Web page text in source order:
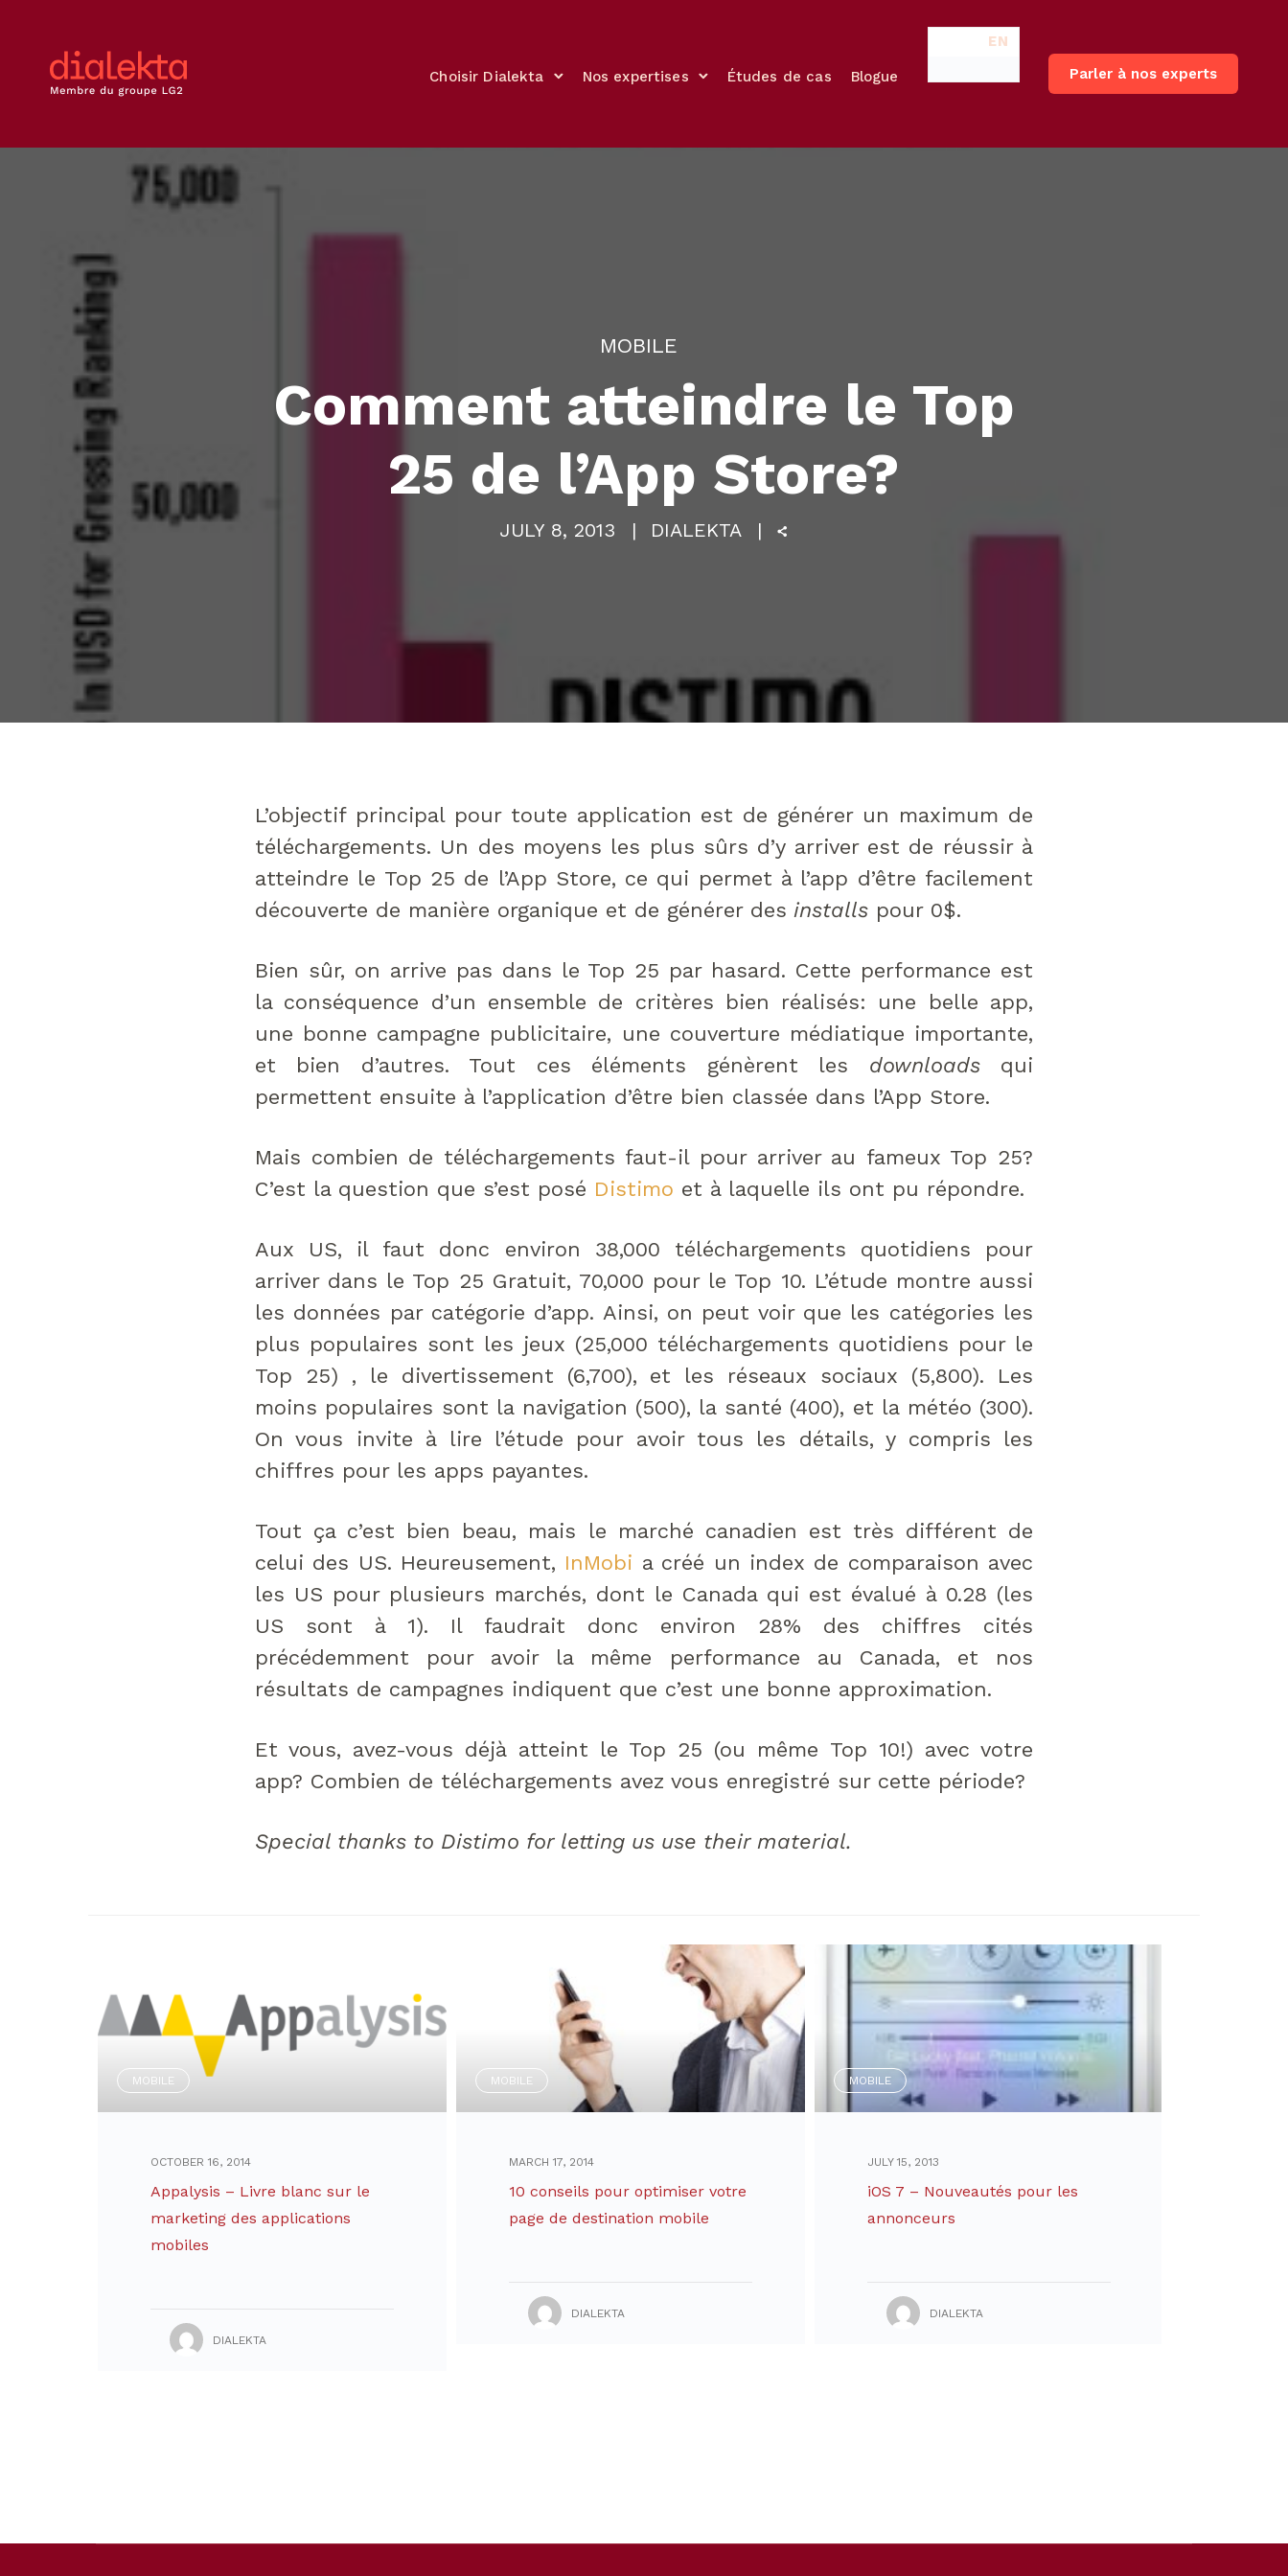
Choisir Dialekta Nos expertises Études de cas Blogue
EN
Parler à nos experts
MOBILE
Comment atteindre le Top
25 de l’App Store?
JULY 8, 2013 DIALEKTA
L’objectif principal pour toute application est de générer un maximum de
téléchargements. Un des moyens les plus sûrs d’y arriver est de réussir à
atteindre le Top 25 de l’App Store, ce qui permet à l’app d’être facilement
découverte de manière organique et de générer des installs pour 0$.
Bien sûr, on arrive pas dans le Top 25 par hasard. Cette performance est
la conséquence d’un ensemble de critères bien réalisés: une belle app,
une bonne campagne publicitaire, une couverture médiatique importante,
et bien d’autres. Tout ces éléments génèrent les downloadsqui
permettent ensuite à l’application d’être bien classée dans l’App Store.
Mais combien de téléchargements faut-il pour arriver au fameux Top 25?
C’est la question que s’est posé Distimo et à laquelle ils ont pu répondre.
Aux US, il faut donc environ 38,000 téléchargements quotidiens pour
arriver dans le Top 25 Gratuit, 70,000 pour le Top 10. L’étude montre aussi
les données par catégorie d’app. Ainsi, on peut voir que les catégories les
plus populaires sont les jeux (25,000 téléchargements quotidiens pour le
Top 25) , le divertissement (6,700), et les réseaux sociaux (5,800). Les
moins populaires sont la navigation (500), la santé (400), et la météo (300).
On vous invite à lire l’étude pour avoir tous les détails, y compris les
chiffres pour les apps payantes.
Tout ça c’est bien beau, mais le marché canadien est très différent de
celui des US. Heureusement, InMobi a créé un index de comparaison avec
les US pour plusieurs marchés, dont le Canada qui est évalué à 0.28 (les
US sont à 1). Il faudrait donc environ 28% des chiffres cités
précédemment pour avoir la même performance au Canada, et nos
résultats de campagnes indiquent que c’est une bonne approximation.
Et vous, avez-vous déjà atteint le Top 25 (ou même Top 10!) avec votre
app? Combien de téléchargements avez vous enregistré sur cette période?
Special thanks to Distimo for letting us use their material.
MOBILE
OCTOBER 16, 2014
Appalysis – Livre blanc sur le
marketing des applications
mobiles
DIALEKTA
MOBILE
MARCH 17, 2014
10 conseils pour optimiser votre
page de destination mobile
DIALEKTA
MOBILE
JULY 15, 2013
iOS 7 – Nouveautés pour les
annonceurs
DIALEKTA